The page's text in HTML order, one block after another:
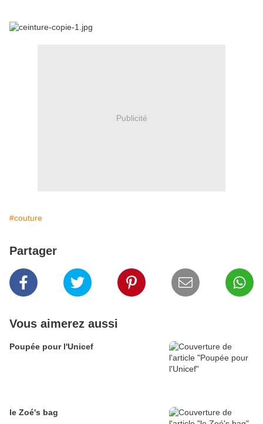
Publicité
#couture
Partager
Vous aimerez aussi
Poupée pour l'Unicef
le Zoé's bag